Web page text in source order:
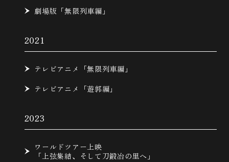
劇場版「無限列車編」
2021
テレビアニメ「無限列車編」
テレビアニメ「遊郭編」
2023
ワールドツアー上映
「上弦集結、そして刀鍛冶の里へ」